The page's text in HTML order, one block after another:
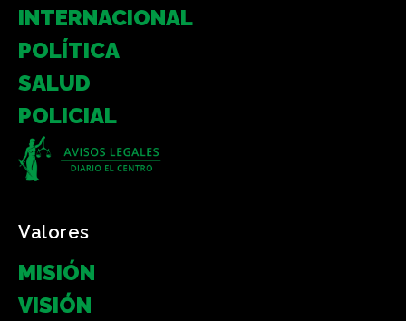
INTERNACIONAL
POLÍTICA
SALUD
POLICIAL
Valores
MISIÓN
VISIÓN